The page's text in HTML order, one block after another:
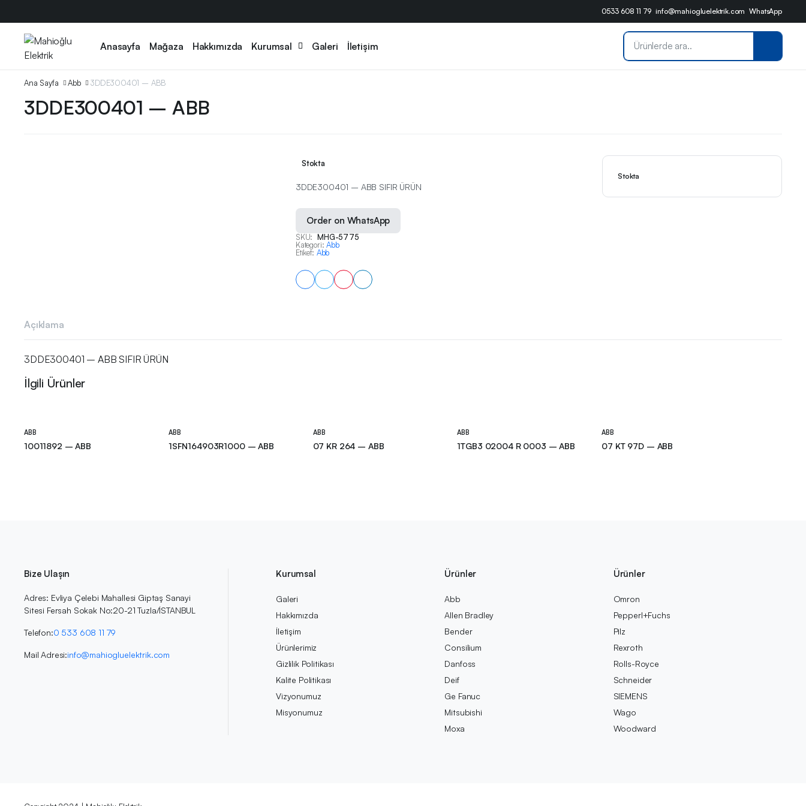
0533 608 11 79 info@mahiogluelektrik.com WhatsApp
Anasayfa Mağaza Hakkımızda Kurumsal Galeri İletişim
Ana Sayfa Abb 3DDE300401 – ABB
3DDE300401 – ABB
Stokta
Stokta
3DDE300401 – ABB SIFIR ÜRÜN
Order on WhatsApp
SKU: MHG-5775
Kategori: Abb
Etiket: Abb
Açıklama
3DDE300401 – ABB SIFIR ÜRÜN
İlgili Ürünler
ABB
10011892 – ABB
ABB
1SFN164903R1000 – ABB
ABB
07 KR 264 – ABB
ABB
1TGB3 02004 R 0003 – ABB
ABB
07 KT 97D – ABB
Bize Ulaşın
Adres: Evliya Çelebi Mahallesi Giptaş Sanayi
Sitesi Fersah Sokak No:20-21 Tuzla/İSTANBUL
Telefon:0 533 608 11 79
Mail Adresi:info@mahiogluelektrik.com
Kurumsal
Galeri
Hakkımızda
İletişim
Ürünlerimiz
Gizlilik Politikası
Kalite Politikası
Vizyonumuz
Misyonumuz
Ürünler
Abb
Allen Bradley
Bender
Consilium
Danfoss
Deif
Ge Fanuc
Mitsubishi
Moxa
Ürünler
Omron
Pepperl+Fuchs
Pilz
Rexroth
Rolls-Royce
Schneider
SIEMENS
Wago
Woodward